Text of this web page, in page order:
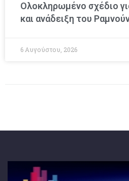
Ολοκληρωμένο σχέδιο
και ανάδειξη του
6 Αυγούστου, 2026